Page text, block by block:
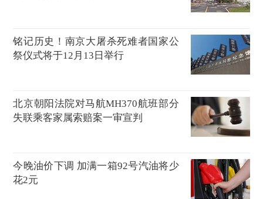
铭记历史！南京大屠杀死难者国家公
祭仪式将于12月13日举行
北京朝阳法院对马航MH370航班部分
失联乘客家属索赔案一审宣判
今晚油价下调 加满一箱92号汽油将少
花2元